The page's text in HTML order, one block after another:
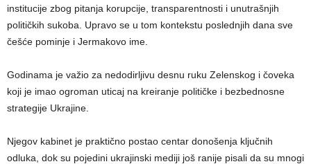
institucije zbog pitanja korupcije, transparentnosti i unutrašnjih
političkih sukoba. Upravo se u tom kontekstu poslednjih dana sve
češće pominje i Jermakovo ime.
Godinama je važio za nedodirljivu desnu ruku Zelenskog i čoveka
koji je imao ogroman uticaj na kreiranje političke i bezbednosne
strategije Ukrajine.
Njegov kabinet je praktično postao centar donošenja ključnih
odluka, dok su pojedini ukrajinski mediji još ranije pisali da su mnogi